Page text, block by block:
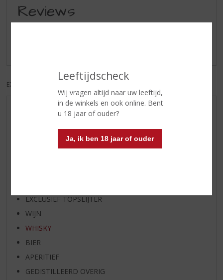
Leeftijdscheck
Wij vragen altijd naar uw leeftijd,
in de winkels en ook online. Bent
u 18 jaar of ouder?
Ja, ik ben 18 jaar of ouder
Reviews
EXCL. BTW INCL. BTW
AANBIEDINGEN
WIJN VAN DE MAAND
WHISKY VAN DE MAAND
EXCLUSIEF TOPSLIJTER
WIJN
WHISKY
BIER
APERITIEF
GEDISTILLEERD OVERIG